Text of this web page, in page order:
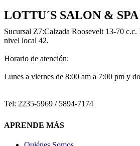
LOTTU´S SALON & SPA
Sucursal Z7:Calzada Roosevelt 13-70 c.c.
nivel local 42.
Horario de atención:
Lunes a viernes de 8:00 am a 7:00 pm y
Tel: 2235-5969 / 5894-7174
APRENDE MÁS